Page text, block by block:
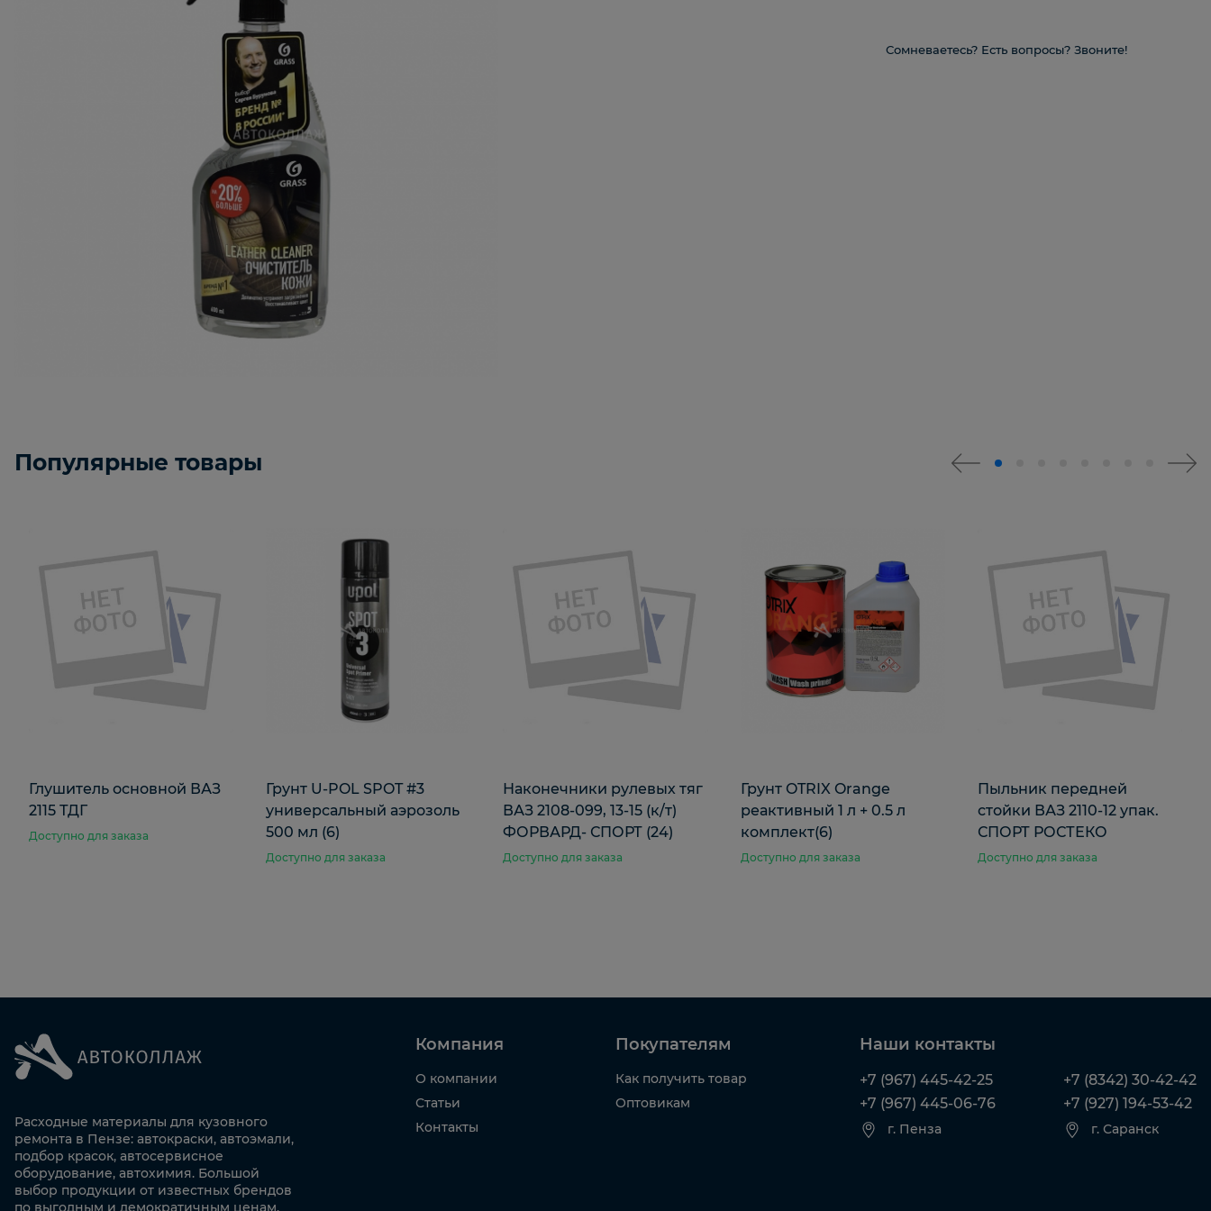
Сомневаетесь? Есть вопросы? Звоните!
Популярные товары
Глушитель основной ВАЗ
2115 ТДГ
Доступно для заказа
Грунт U-POL SPOT #3
универсальный аэрозоль
500 мл (6)
Доступно для заказа
Наконечники рулевых тяг
ВАЗ 2108-099, 13-15 (к/т)
ФОРВАРД- СПОРТ (24)
Доступно для заказа
Грунт OTRIX Orange
реактивный 1 л + 0.5 л
комплект(6)
Доступно для заказа
Пыльник передней
стойки ВАЗ 2110-12 упак.
СПОРТ РОСТЕКО
Доступно для заказа
Расходные материалы для кузовного
ремонта в Пензе: автокраски, автоэмали,
подбор красок, автосервисное
оборудование, автохимия. Большой
выбор продукции от известных брендов
по выгодным и демократичным ценам.
Компания
О компании
Статьи
Контакты
Покупателям
Как получить товар
Оптовикам
Наши контакты
+7 (967) 445-42-25
+7 (967) 445-06-76
г. Пенза
+7 (8342) 30-42-42
+7 (927) 194-53-42
г. Саранск